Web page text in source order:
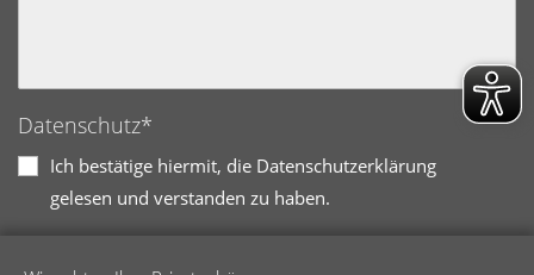
Datenschutz*
Ich bestätige hiermit, die Datenschutzerklärung
gelesen und verstanden zu haben.